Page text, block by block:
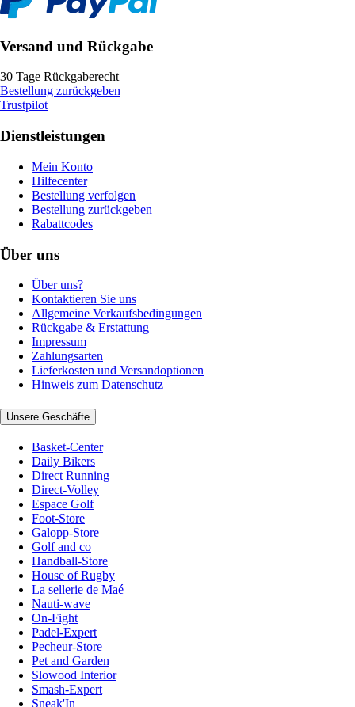
Versand und Rückgabe
30 Tage Rückgaberecht
Bestellung zurückgeben
Trustpilot
Dienstleistungen
Mein Konto
Hilfecenter
Bestellung verfolgen
Bestellung zurückgeben
Rabattcodes
Über uns
Über uns?
Kontaktieren Sie uns
Allgemeine Verkaufsbedingungen
Rückgabe & Erstattung
Impressum
Zahlungsarten
Lieferkosten und Versandoptionen
Hinweis zum Datenschutz
Unsere Geschäfte
Basket-Center
Daily Bikers
Direct Running
Direct-Volley
Espace Golf
Foot-Store
Galopp-Store
Golf and co
Handball-Store
House of Rugby
La sellerie de Maé
Nauti-wave
On-Fight
Padel-Expert
Pecheur-Store
Pet and Garden
Slowood Interior
Smash-Expert
Sneak'In